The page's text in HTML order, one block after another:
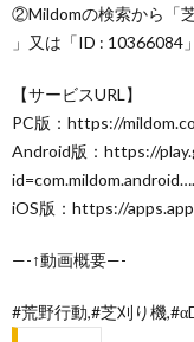
②Mildomの検索から「
」又は「ID : 10366084
【サービスURL】
PC版：https://
Android版：https://
iOS版：https://
—-↑動画概要—-
#荒野行動,#芝刈り機